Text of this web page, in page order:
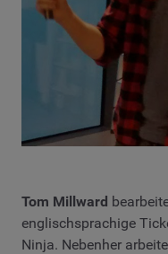
Tom Millward
englischsprachige
Ninja. Nebenher